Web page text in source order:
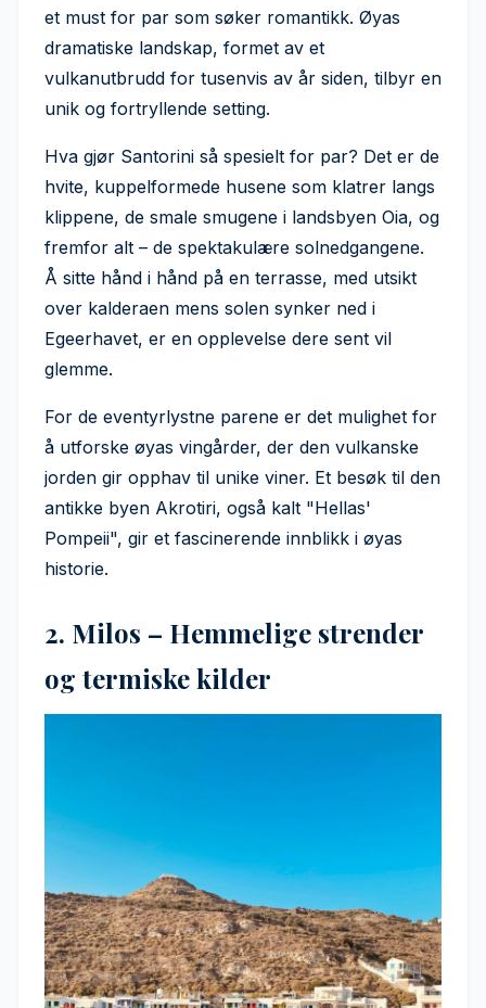
et must for par som søker romantikk. Øyas
dramatiske landskap, formet av et
vulkanutbrudd for tusenvis av år siden, tilbyr en
unik og fortryllende setting.
Hva gjør Santorini så spesielt for par? Det er de
hvite, kuppelformede husene som klatrer langs
klippene, de smale smugene i landsbyen Oia, og
fremfor alt – de spektakulære solnedgangene.
Å sitte hånd i hånd på en terrasse, med utsikt
over kalderaen mens solen synker ned i
Egeerhavet, er en opplevelse dere sent vil
glemme.
For de eventyrlystne parene er det mulighet for
å utforske øyas vingårder, der den vulkanske
jorden gir opphav til unike viner. Et besøk til den
antikke byen Akrotiri, også kalt "Hellas'
Pompeii", gir et fascinerende innblikk i øyas
historie.
2. Milos – Hemmelige strender
og termiske kilder